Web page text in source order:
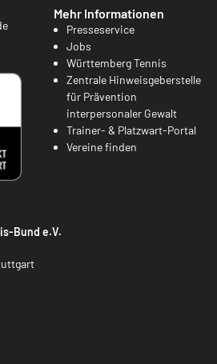
Mehr Informationen
Presseservice
Jobs
Württemberg Tennis
Zentrale Hinweisgeberstelle
für Prävention
interpersonaler Gewalt
Trainer- & Platzwart-Portal
Vereine finden
Bund e.V.